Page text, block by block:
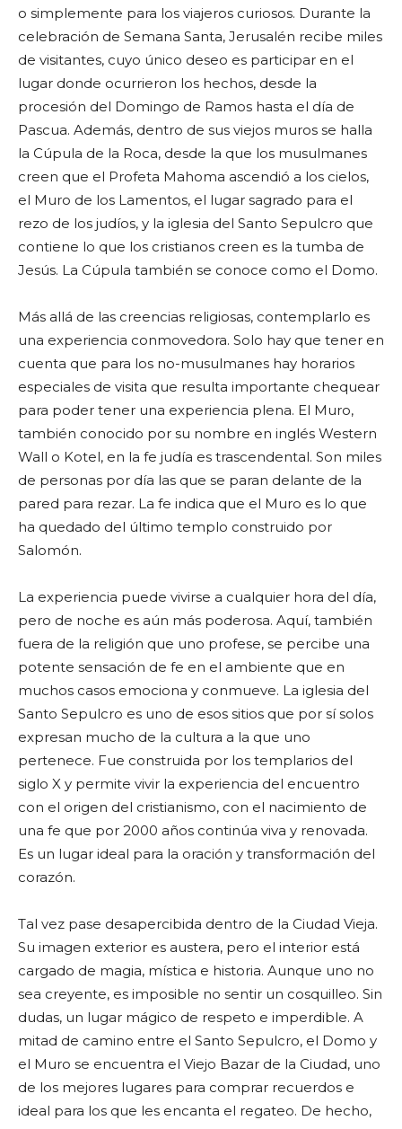
o simplemente para los viajeros curiosos. Durante la
celebración de Semana Santa, Jerusalén recibe miles
de visitantes, cuyo único deseo es participar en el
lugar donde ocurrieron los hechos, desde la
procesión del Domingo de Ramos hasta el día de
Pascua. Además, dentro de sus viejos muros se halla
la Cúpula de la Roca, desde la que los musulmanes
creen que el Profeta Mahoma ascendió a los cielos,
el Muro de los Lamentos, el lugar sagrado para el
rezo de los judíos, y la iglesia del Santo Sepulcro que
contiene lo que los cristianos creen es la tumba de
Jesús. La Cúpula también se conoce como el Domo.
Más allá de las creencias religiosas, contemplarlo es
una experiencia conmovedora. Solo hay que tener en
cuenta que para los no-musulmanes hay horarios
especiales de visita que resulta importante chequear
para poder tener una experiencia plena. El Muro,
también conocido por su nombre en inglés Western
Wall o Kotel, en la fe judía es trascendental. Son miles
de personas por día las que se paran delante de la
pared para rezar. La fe indica que el Muro es lo que
ha quedado del último templo construido por
Salomón.
La experiencia puede vivirse a cualquier hora del día,
pero de noche es aún más poderosa. Aquí, también
fuera de la religión que uno profese, se percibe una
potente sensación de fe en el ambiente que en
muchos casos emociona y conmueve. La iglesia del
Santo Sepulcro es uno de esos sitios que por sí solos
expresan mucho de la cultura a la que uno
pertenece. Fue construida por los templarios del
siglo X y permite vivir la experiencia del encuentro
con el origen del cristianismo, con el nacimiento de
una fe que por 2000 años continúa viva y renovada.
Es un lugar ideal para la oración y transformación del
corazón.
Tal vez pase desapercibida dentro de la Ciudad Vieja.
Su imagen exterior es austera, pero el interior está
cargado de magia, mística e historia. Aunque uno no
sea creyente, es imposible no sentir un cosquilleo. Sin
dudas, un lugar mágico de respeto e imperdible. A
mitad de camino entre el Santo Sepulcro, el Domo y
el Muro se encuentra el Viejo Bazar de la Ciudad, uno
de los mejores lugares para comprar recuerdos e
ideal para los que les encanta el regateo. De hecho,